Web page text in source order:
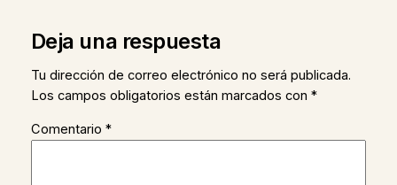
Deja una respuesta
Tu dirección de correo electrónico no será publicada.
Los campos obligatorios están marcados con *
Comentario *